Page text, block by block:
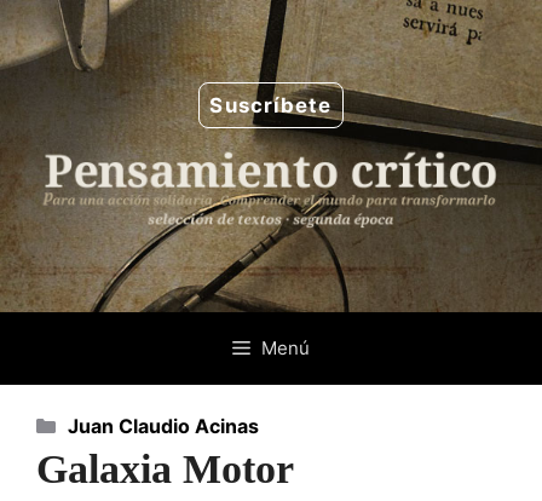
Saltar
al
contenido
Suscríbete
Menú
Galaxia Motor
Categorías
Juan Claudio Acinas